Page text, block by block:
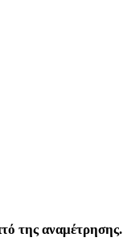
της αναμέτρησης.